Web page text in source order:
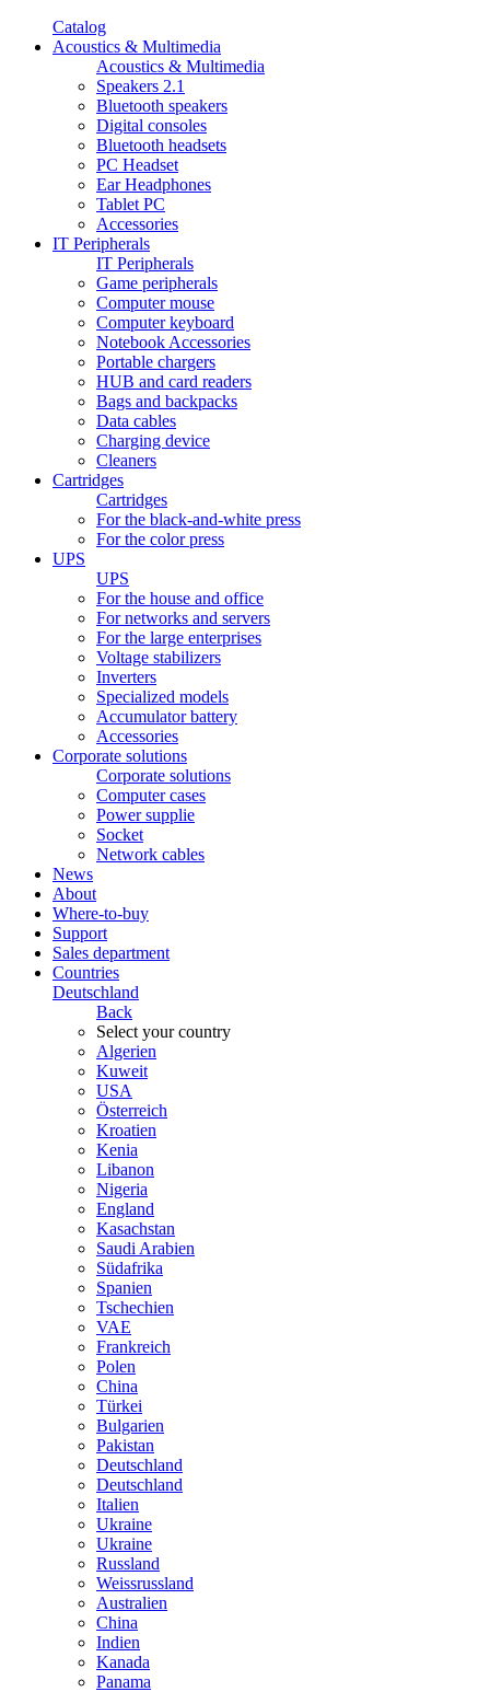
Catalog
Acoustics & Multimedia
Acoustics & Multimedia
Speakers 2.1
Bluetooth speakers
Digital consoles
Bluetooth headsets
PC Headset
Ear Headphones
Tablet PC
Accessories
IT Peripherals
IT Peripherals
Game peripherals
Computer mouse
Computer keyboard
Notebook Accessories
Portable chargers
HUB and card readers
Bags and backpacks
Data cables
Charging device
Cleaners
Cartridges
Cartridges
For the black-and-white press
For the color press
UPS
UPS
For the house and office
For networks and servers
For the large enterprises
Voltage stabilizers
Inverters
Specialized models
Accumulator battery
Accessories
Corporate solutions
Corporate solutions
Computer cases
Power supplie
Socket
Network cables
News
About
Where-to-buy
Support
Sales department
Countries
Deutschland
Back
Select your country
Algerien
Kuweit
USA
Österreich
Kroatien
Kenia
Libanon
Nigeria
England
Kasachstan
Saudi Arabien
Südafrika
Spanien
Tschechien
VAE
Frankreich
Polen
China
Türkei
Bulgarien
Pakistan
Deutschland
Deutschland
Italien
Ukraine
Ukraine
Russland
Weissrussland
Australien
China
Indien
Kanada
Panama